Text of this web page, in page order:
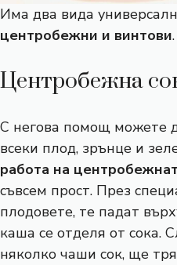
Има два вида
центробежни и винтови.
Центробежна
С негова помощ можете
всеки плод, зрънце и
работа на
съвсем прост. През
плодовете, те падат
каша се отделя от сока.
няколко чаши сок, ще